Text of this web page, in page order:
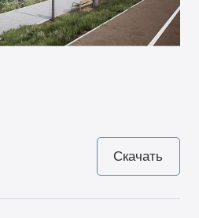
Скачать